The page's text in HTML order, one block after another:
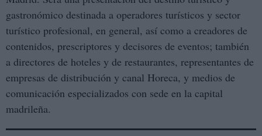
gastronómico destinada a operadores turísticos y sector
turístico profesional, en general, así como a creadores de
contenidos, prescriptores y decisores de eventos; también
a directores de hoteles y de restaurantes, representantes de
empresas de distribución y canal Horeca, y medios de
comunicación especializados con sede en la capital
madrileña.